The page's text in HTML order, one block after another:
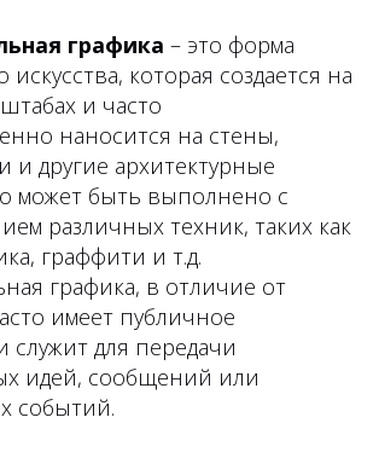
графика – это форма
искусства, которая создается на
и часто
наносится на стены,
и другие архитектурные
может быть выполнено с
различных техник, таких как
граффити и т.д.
графика, в отличие от
имеет публичное
служит для передачи
идей, сообщений или
событий.